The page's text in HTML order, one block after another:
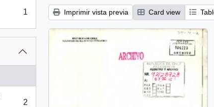
1
2
Imprimir vista previa Card view